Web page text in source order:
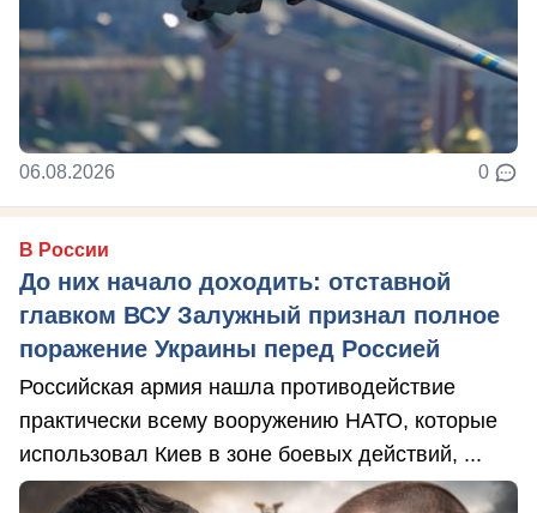
06.08.2026 0
В России
До них начало доходить: отставной
главком ВСУ Залужный признал полное
поражение Украины перед Россией
Российская армия нашла противодействие
практически всему вооружению НАТО, которые
использовал Киев в зоне боевых действий, ...